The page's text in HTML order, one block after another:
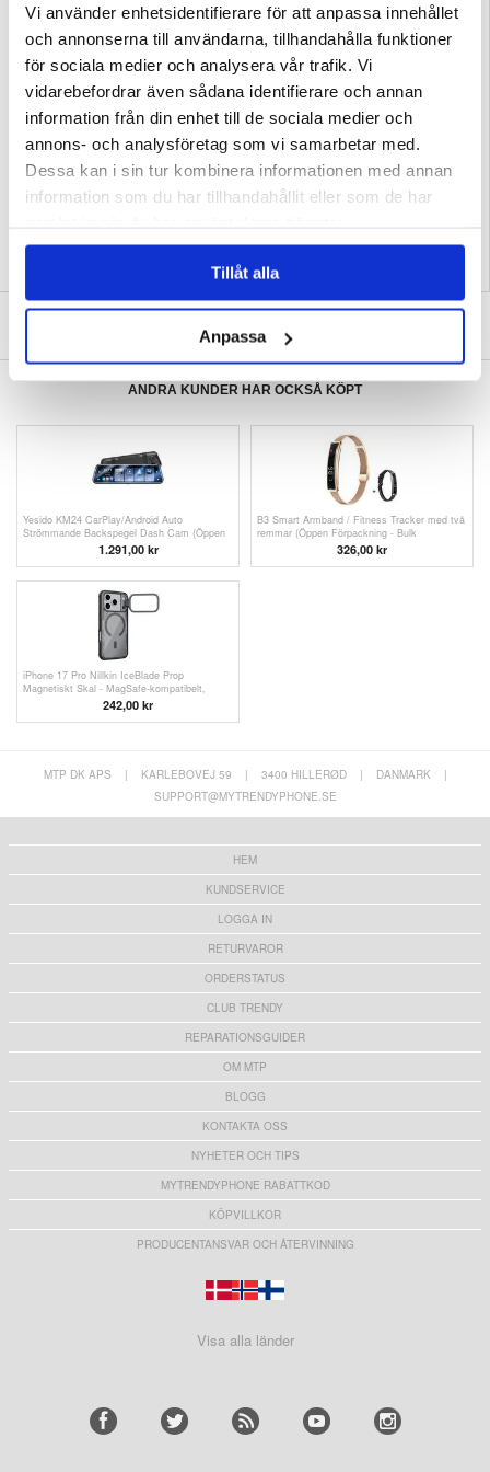
Vi använder enhetsidentifierare för att anpassa innehållet
och annonserna till användarna, tillhandahålla funktioner
för sociala medier och analysera vår trafik. Vi
vidarebefordrar även sådana identifierare och annan
information från din enhet till de sociala medier och
annons- och analysföretag som vi samarbetar med.
Dessa kan i sin tur kombinera informationen med annan
information som du har tillhandahållit eller som de har
Tillåt alla
Anpassa
Egenskaper:
- Material: Silikon
- Handgrepp/stativ med dubbla funktioner
- Greppvänligt band för ett säkert grepp
- Handsfree-funktion för underhållning
- Trendig komfort med silkeslen textur
- Mjuk vid beröring
- Bekvämt grepp som varar i timmar
Kompatibilitet: Samsung Galaxy S25 FE
Relaterade kategorier:Mobiltillbehör,Samsung Skal & Tillbehör ,Samsung
Galaxy S25 FE Skal & Tillbehör
SKRIV EN RECENSION
ANDRA KUNDER HAR OCKSÅ KÖPT
Yesido KM24 CarPlay/Android Auto
Strömmande Backspegel Dash Cam (Öppen
Förpackning - Bulk Tillfredsställande)
1.291,00kr
B3 Smart Armband / Fitness Tracker med två
remmar (Öppen Förpackning - Bulk
Tillfredsställande) - Guld
326,00 kr
iPhone 17 Pro Nillkin IceBlade Prop
Magnetiskt Skal - MagSafe-kompatibelt,
skjutbart linslock (Öppen Förpackning -
242,00 kr
MTP DK APS | KARLEBOVEJ 59 | 3400 HILLERØD | DANMARK
|
SUPPORT@MYTRENDYPHONE.SE
HEM
KUNDSERVICE
LOGGA IN
RETURVAROR
ORDERSTATUS
CLUB TRENDY
REPARATIONSGUIDER
OM MTP
BLOGG
KONTAKTA OSS
NYHETER OCH TIPS
MYTRENDYPHONE RABATTKOD
KÖPVILLKOR
PRODUCENTANSVAR OCH ÅTERVINNING
Visa alla länder